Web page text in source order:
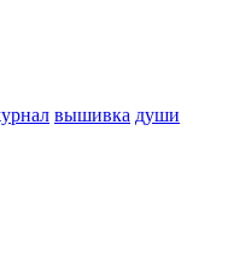
вышивка души